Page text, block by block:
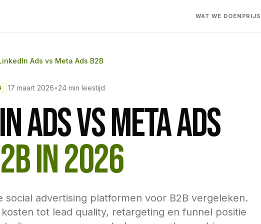
WAT WE DOEN PRIJS
Ads vs Meta Ads B2B
17 maart 2026•24 min leestijd
ADS VS META ADS
IN 2026
social advertising platformen voor B2B vergeleken.
tot lead quality, retargeting en funnel positie